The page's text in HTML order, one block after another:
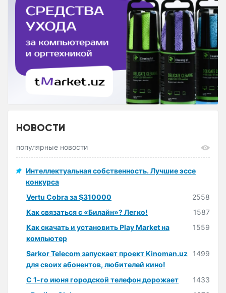
НОВОСТИ
популярные новости
Интеллектуальная собственность. Лучшие эссе
конкурса
Vertu Cobra за $310000
2558
Как связаться с «Билайн»? Легко!
1587
Как скачать и установить Play Market на
компьютер
1559
Sarkor Telecom запускает проект Kinoman.uz
для своих абонентов, любителей кино!
1499
С 1-го июня городской телефон дорожает
1433